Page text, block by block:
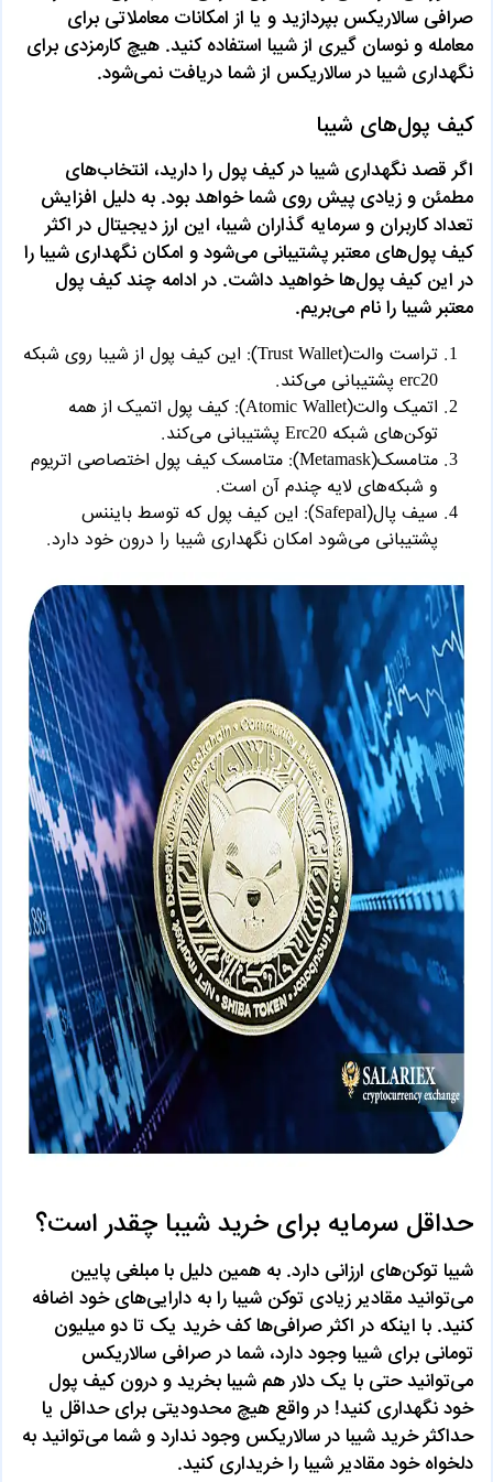
صرافی سالاریکس بپردازید و یا از امکانات معاملاتی برای
معامله و نوسان گیری از شیبا استفاده کنید. هیچ کارمزدی برای
نگهداری شیبا در سالاریکس از شما دریافت نمی‌شود.
کیف پول‌های شیبا
اگر قصد نگهداری شیبا در کیف پول را دارید، انتخاب‌های
مطمئن و زیادی پیش روی شما خواهد بود. به دلیل افزایش
تعداد کاربران و سرمایه گذاران شیبا، این ارز دیجیتال در اکثر
کیف پول‌های معتبر پشتیبانی می‌شود و امکان نگهداری شیبا را
در این کیف پول‌ها خواهید داشت. در ادامه چند کیف پول
معتبر شیبا را نام می‌بریم.
تراست والت(Trust Wallet): این کیف پول از شیبا روی شبکه
erc20 پشتیبانی می‌کند.
اتمیک والت(Atomic Wallet): کیف پول اتمیک از همه
توکن‌های شبکه Erc20 پشتیبانی می‌کند.
متامسک(Metamask): متامسک کیف پول اختصاصی اتریوم
و شبکه‌های لایه چندم آن است.
سیف پال(Safepal): این کیف پول که توسط بایننس
پشتیبانی می‌شود امکان نگهداری شیبا را درون خود دارد.
حداقل سرمایه برای خرید شیبا چقدر است؟
شیبا توکن‌های ارزانی دارد. به همین دلیل با مبلغی پایین
می‌توانید مقادیر زیادی توکن شیبا را به دارایی‌های خود اضافه
کنید. با اینکه در اکثر صرافی‌ها کف خرید یک تا دو میلیون
تومانی برای شیبا وجود دارد، شما در صرافی سالاریکس
می‌توانید حتی با یک دلار هم شیبا بخرید و درون کیف پول
خود نگهداری کنید! در واقع هیچ محدودیتی برای حداقل یا
حداکثر خرید شیبا در سالاریکس وجود ندارد و شما می‌توانید به
دلخواه خود مقادیر شیبا را خریداری کنید.